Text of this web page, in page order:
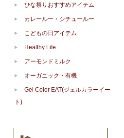
ひな祭りおすすめアイテム
カレールー・シチュールー
こどもの日アイテム
Healthy Life
アーモンドミルク
オーガニック・有機
Gel Color EAT(ジェルカラーイー
ト)